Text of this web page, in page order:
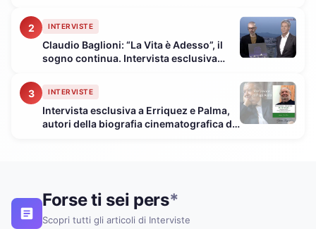
2 INTERVISTE
Claudio Baglioni: “La Vita è Adesso”, il
sogno continua. Intervista esclusiva
3
INTERVISTE
Intervista esclusiva a Erriquez e Palma,
autori della biografia cinematografica di
Forse ti sei pers*
Scopri tutti gli articoli di Interviste